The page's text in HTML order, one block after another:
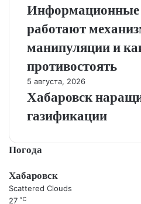
Информационные
работают
манипуляции и
противостоять
5 августа, 2026
Хабаровск
газификации
Погода
Хабаровск
Scattered Clouds
27 ℃